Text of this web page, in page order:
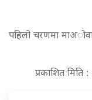
पहिलो चरणमा
प्रकाशित